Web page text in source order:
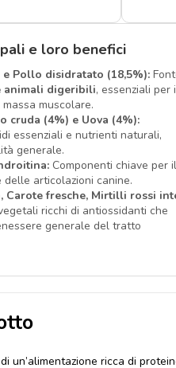
e loro benefici
Pollo disidratato (18,5%):
animali digeribili, essenziali per
muscolare.
cruda (4%) e Uova (4%):
essenziali e nutrienti naturali,
generale.
Componenti chiave per il
articolazioni canine.
Carote fresche, Mirtilli rossi
ricchi di antiossidanti che
generale del tratto
un’alimentazione ricca di